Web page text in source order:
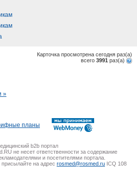
Карточка просмотрена сегодня раз(a)
всего 3991 раз(a)
»
планы
b2b портал
не несет ответственности за содержание
и посетителями портала.
на адрес rosmed@rosmed.ru ICQ 108